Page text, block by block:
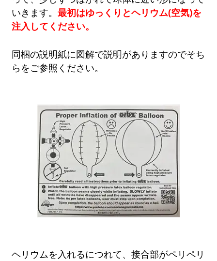
いきます。最初はゆっくりとヘリウム(空気)を
注入してください。
同梱の説明紙に図解で説明がありますのでそち
らをご参照ください。
ヘリウムを入れるにつれて、接合部がペリペリ